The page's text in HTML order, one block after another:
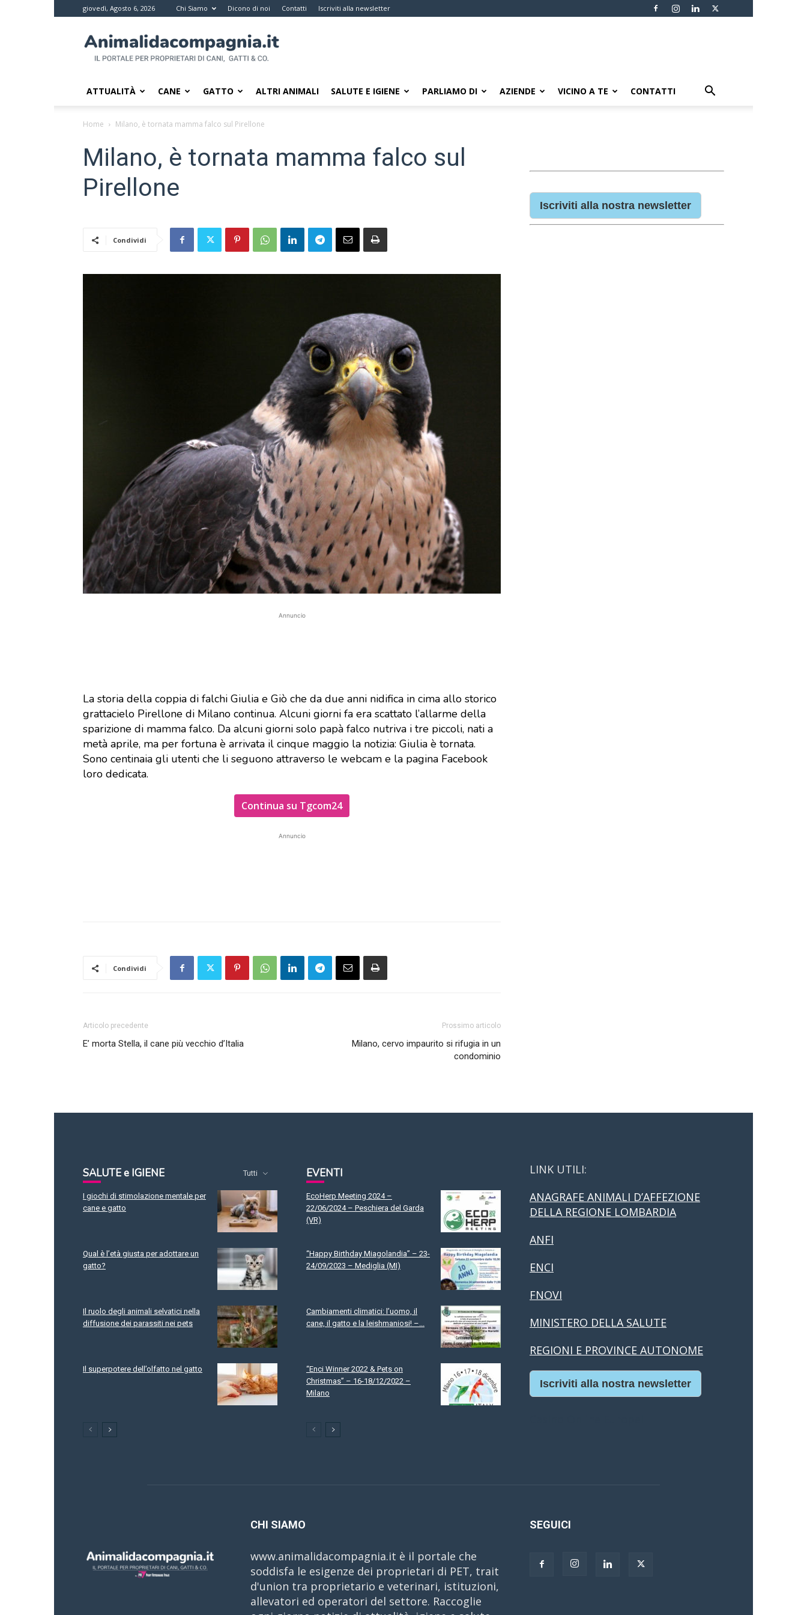
giovedì, Agosto 6, 2026 Chi Siamo Dicono di noi Contatti Iscriviti alla newsletter
da
compagnia
Il
i
proprietari
ATTUALITÀ CANE GATTO ALTRI ANIMALI SALUTE E IGIENE PARLIAMO DI AZIENDE VICINO A TE CONTATTI
Home Milano, è tornata mamma falco sul Pirellone
Milano, è tornata mamma falco sul
Pirellone
Condividi
Annuncio
La storia della coppia di falchi Giulia e Giò che da due anni nidifica in cima allo storico
grattacielo Pirellone di Milano continua. Alcuni giorni fa era scattato l’allarme della
sparizione di mamma falco. Da alcuni giorni solo papà falco nutriva i tre piccoli, nati a
metà aprile, ma per fortuna è arrivata il cinque maggio la notizia: Giulia è tornata.
Sono centinaia gli utenti che li seguono attraverso le webcam e la pagina Facebook
loro dedicata.
Continua su Tgcom24
Annuncio
Condividi
Articolo precedente
E’ morta Stella, il cane più vecchio d’Italia
Prossimo articolo
Milano, cervo impaurito si rifugia in un
condominio
Iscriviti alla nostra newsletter
SALUTE e IGIENE Tutti
I giochi di stimolazione mentale per
cane e gatto
Qual è l’età giusta per adottare un
gatto?
Il ruolo degli animali selvatici nella
diffusione dei parassiti nei pets
Il superpotere dell’olfatto nel gatto
EVENTI
EcoHerp Meeting 2024 –
22/06/2024 – Peschiera del Garda
(VR)
“Happy Birthday Miagolandia” – 23-
24/09/2023 – Mediglia (MI)
Cambiamenti climatici: l’uomo, il
cane, il gatto e la leishmaniosi! –...
“Enci Winner 2022 & Pets on
Christmas” – 16-18/12/2022 –
Milano
LINK UTILI:
ANAGRAFE ANIMALI D’AFFEZIONE
DELLA REGIONE LOMBARDIA
ANFI
ENCI
FNOVI
MINISTERO DELLA SALUTE
REGIONI E PROVINCE AUTONOME
Iscriviti alla nostra newsletter
CHI SIAMO
www.animalidacompagnia.it è il portale che
soddisfa le esigenze dei proprietari di PET, trait
d'union tra proprietario e veterinari, istituzioni,
allevatori ed operatori del settore. Raccoglie
SEGUICI